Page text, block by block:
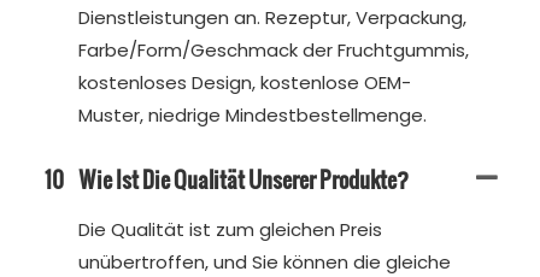
Dienstleistungen an. Rezeptur, Verpackung,
Farbe/Form/Geschmack der Fruchtgummis,
kostenloses Design, kostenlose OEM-
Muster, niedrige Mindestbestellmenge.
10 Wie Ist Die Qualität Unserer Produkte?
Die Qualität ist zum gleichen Preis
unübertroffen, und Sie können die gleiche